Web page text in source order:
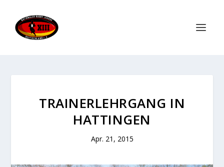
TRAINERLEHRGANG IN
HATTINGEN
Apr. 21, 2015